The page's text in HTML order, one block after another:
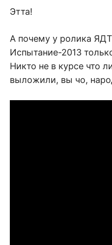
Этта!
А почему у ролика
Испытание-2013
Никто не в курсе что
выложили, вы чо,